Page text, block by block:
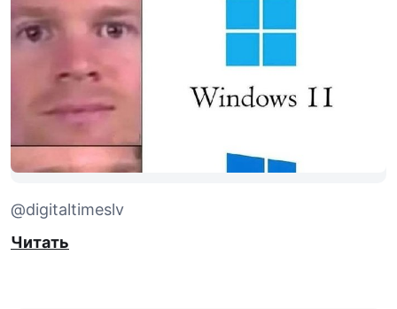
@digitaltimeslv
Читать